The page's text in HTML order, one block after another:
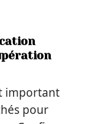
important
pour